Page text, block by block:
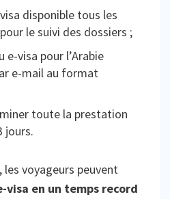
disponible tous les
le suivi des dossiers ;
visa pour l’Arabie
e-mail au format
toute la prestation
jours.
les voyageurs peuvent
en un temps record